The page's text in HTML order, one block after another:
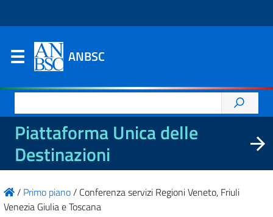
ANBSC
per:
Piattaforma Unica delle
Destinazioni
/ Primo piano/ Conferenza servizi Regioni Veneto, Friuli
Venezia Giulia e Toscana